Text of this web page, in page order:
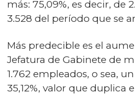
más: 75,09%, es decir, de
3.528 del período que se
Más predecible es el
Jefatura de Gabinete de
1.762 empleados, o sea,
35,12%, valor que duplica